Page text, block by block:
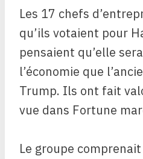
Les 17 chefs
qu’ils votaient pour
pensaient qu’elle
l’économie que
Trump. Ils ont fait
vue dans Fortune
Le groupe comprenait